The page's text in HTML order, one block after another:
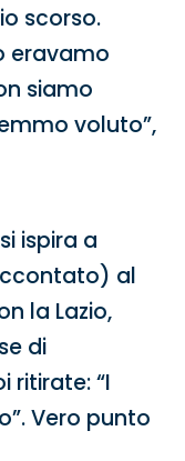
scorso.
eravamo
siamo
voluto”,
ispira a
al
la Lazio,
di
ritirate: “I
Vero punto